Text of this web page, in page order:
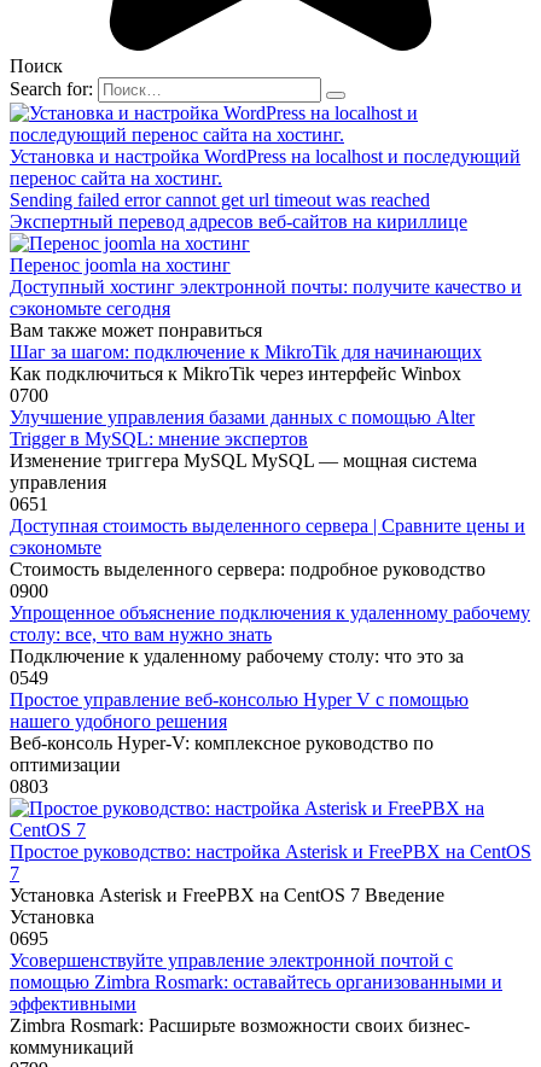
Поиск
Search for:
Установка и настройка WordPress на localhost и последующий
перенос сайта на хостинг.
Sending failed error cannot get url timeout was reached
Экспертный перевод адресов веб-сайтов на кириллице
Перенос joomla на хостинг
Доступный хостинг электронной почты: получите качество и
сэкономьте сегодня
Вам также может понравиться
Шаг за шагом: подключение к MikroTik для начинающих
Как подключиться к MikroTik через интерфейс Winbox
0700
Улучшение управления базами данных с помощью Alter
Trigger в MySQL: мнение экспертов
Изменение триггера MySQL MySQL — мощная система
управления
0651
Доступная стоимость выделенного сервера | Сравните цены и
сэкономьте
Стоимость выделенного сервера: подробное руководство
0900
Упрощенное объяснение подключения к удаленному рабочему
столу: все, что вам нужно знать
Подключение к удаленному рабочему столу: что это за
0549
Простое управление веб-консолью Hyper V с помощью
нашего удобного решения
Веб-консоль Hyper-V: комплексное руководство по
оптимизации
0803
Простое руководство: настройка Asterisk и FreePBX на CentOS
7
Установка Asterisk и FreePBX на CentOS 7 Введение
Установка
0695
Усовершенствуйте управление электронной почтой с
помощью Zimbra Rosmark: оставайтесь организованными и
эффективными
Zimbra Rosmark: Расширьте возможности своих бизнес-
коммуникаций